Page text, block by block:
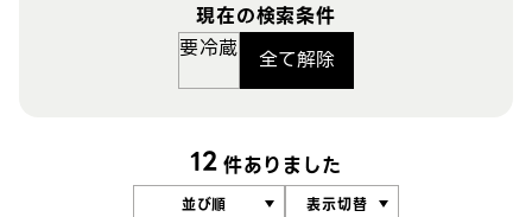
現在の検索条件
要冷蔵
全て解除
12 件ありました
並び順 表示切替